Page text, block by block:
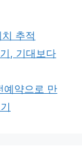
치 추적
, 기대보다
예약으로 만